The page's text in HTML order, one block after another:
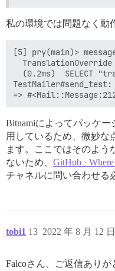
私の環境では問題なく動
[5] pry(main)>
(0.2ms)  SELECT
Bitnamiによってパッケー
用しているため、微妙な
ます。ここではそのよう
ないため、 GitHub ·
チャネルに問い合わせる
tobi1 2022 年 8 月 12
13
Falcoさん、ご返信ありが